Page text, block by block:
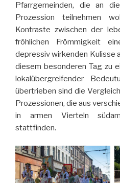
Pfarrgemeinden, die an
Prozession teilnehmen
Kontraste zwischen der
fröhlichen Frömmigkeit
depressiv wirkenden Kulisse
diesem besonderen Tag zu
lokalübergreifender
übertrieben sind die
Prozessionen, die aus
in armen Vierteln
stattfinden.